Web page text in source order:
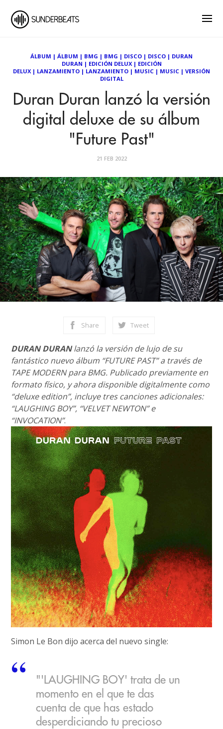
ÁLBUM | ÁLBUM | BMG | BMG | DISCO | DISCO | DURAN
DURAN | EDICIÓN DELUX| EDICIÓN
DELUX| LANZAMIENTO | LANZAMIENTO | MUSIC | MUSIC | VERSIÓN
DIGITAL
Duran Duran lanzó la versión
digital deluxe de su álbum
"Future Past"
21 FEB 2022
Share Tweet
DURAN DURAN lanzó la versión de lujo de su
fantástico nuevo álbum “FUTURE PAST” a través de
TAPE MODERN para BMG. Publicado previamente en
formato físico, y ahora disponible digitalmente como
“deluxe edition”, incluye tres canciones adicionales:
“LAUGHING BOY”, “VELVET NEWTON” e
“INVOCATION”.
Simon Le Bon dijo acerca del nuevo single:
"'LAUGHING BOY' trata de un
momento en el que te das
cuenta de que has estado
desperdiciando tu precioso